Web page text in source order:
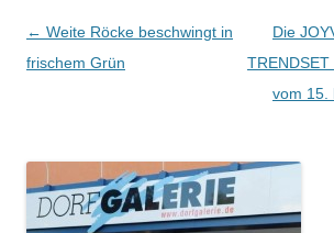
Beitragsnavigation
← Weite Röcke beschwingt in
frischem Grün
Die
vom 15.